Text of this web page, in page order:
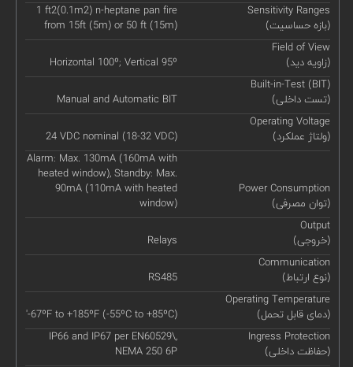
Sensitivity Ranges
(بازه حساسیت)
1 ft2(0.1m2) n-heptane pan fire
from 15ft (5m) or 50 ft (15m)
Field of View
(زاویه دید)
Horizontal 100º; Vertical 95º
Built-in-Test (BIT)
(تست داخلی)
Manual and Automatic BIT
Operating Voltage
(ولتاژ عملکرد)
24 VDC nominal (18-32 VDC)
Power Consumption
(توان مصرفی)
Alarm: Max. 130mA (160mA with
heated window), Standby: Max.
90mA (110mA with heated
window)
Output
(خروجی)
Relays
Communication
(نوع ارتباط)
RS485
Operating Temperature
(دمای قابل تحمل)
'-67ºF to +185ºF (-55ºC to +85ºC)
Ingress Protection
(حفاظت داخلی)
IP66 and IP67 per EN60529\,
NEMA 250 6P